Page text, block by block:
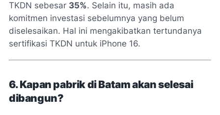
TKDN sebesar 35%. Selain itu, masih ada
komitmen investasi sebelumnya yang belum
diselesaikan. Hal ini mengakibatkan tertundanya
sertifikasi TKDN untuk iPhone 16.
6. Kapan pabrik di Batam akan selesai
dibangun?